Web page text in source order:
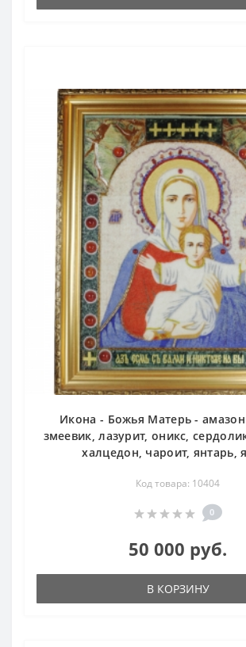
Икона - Божья Матерь -
змеевик, лазурит, оникс,
халцедон, чароит, янтарь,
Код товара: 10404
0
50 000 руб.
В КОРЗИНУ